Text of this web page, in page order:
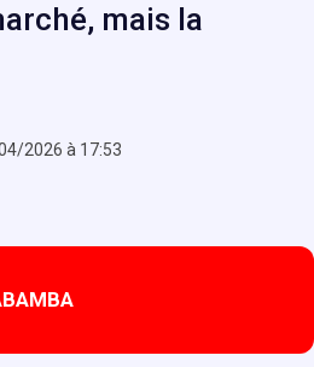
mais la
2026 à 17:53